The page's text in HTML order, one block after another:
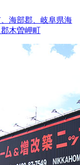
海部郡、岐阜県海
木曽岬町